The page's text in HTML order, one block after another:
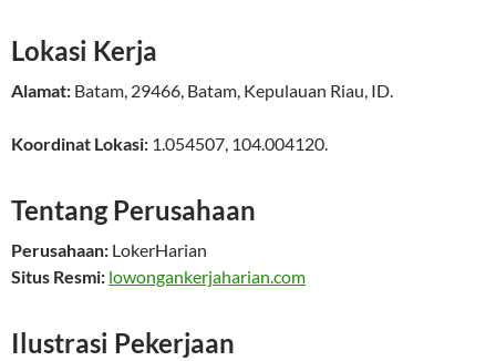
Lokasi Kerja
Alamat: Batam, 29466, Batam, Kepulauan Riau, ID.
Koordinat Lokasi: 1.054507, 104.004120.
Tentang Perusahaan
Perusahaan: LokerHarian
Situs Resmi: lowongankerjaharian.com
Ilustrasi Pekerjaan